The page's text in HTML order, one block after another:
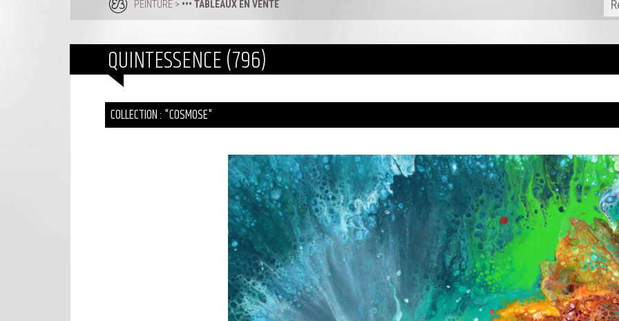
PEINTURE > ••• TABLEAUX EN VENTE
QUINTESSENCE (796)
COLLECTION : "COSMOSE"